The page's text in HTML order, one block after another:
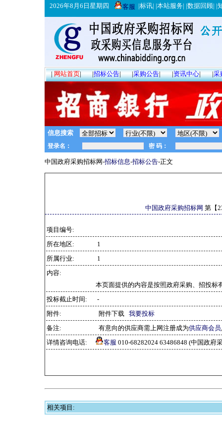
2026年8月6日星期四 客服 |标讯| |本站服务| |数据回顾| |
|网站首页| |招标公告| |采购公告| |资讯中心| |采
信息搜索
中国政府采购招标网-招标信息-招标公告-正文
中国政府采购招标网 第【
项目编号:
所在地区:
1
所属行业:
1
内容:
本页面提供的内容是按照政府采购、招投标
投标截止时间:
-
附件:
附件下载 我要投标
备注:
有意向的供应商需上网注册成为供应商会员
详情咨询电话:
客服 010-68282024 63486848 (中国政府
相关项目: